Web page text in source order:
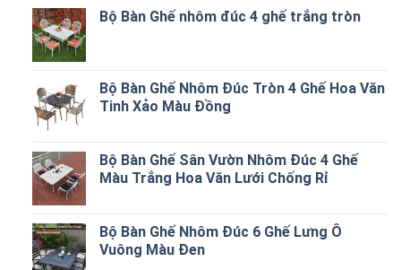
Bộ Bàn Ghế nhôm đúc 4 ghế trắng tròn
Bộ Bàn Ghế Nhôm Đúc Tròn 4 Ghế Hoa Văn
Tinh Xảo Màu Đồng
Bộ Bàn Ghế Sân Vườn Nhôm Đúc 4 Ghế
Màu Trắng Hoa Văn Lưới Chống Rỉ
Bộ Bàn Ghế Nhôm Đúc 6 Ghế Lưng Ô
Vuông Màu Đen